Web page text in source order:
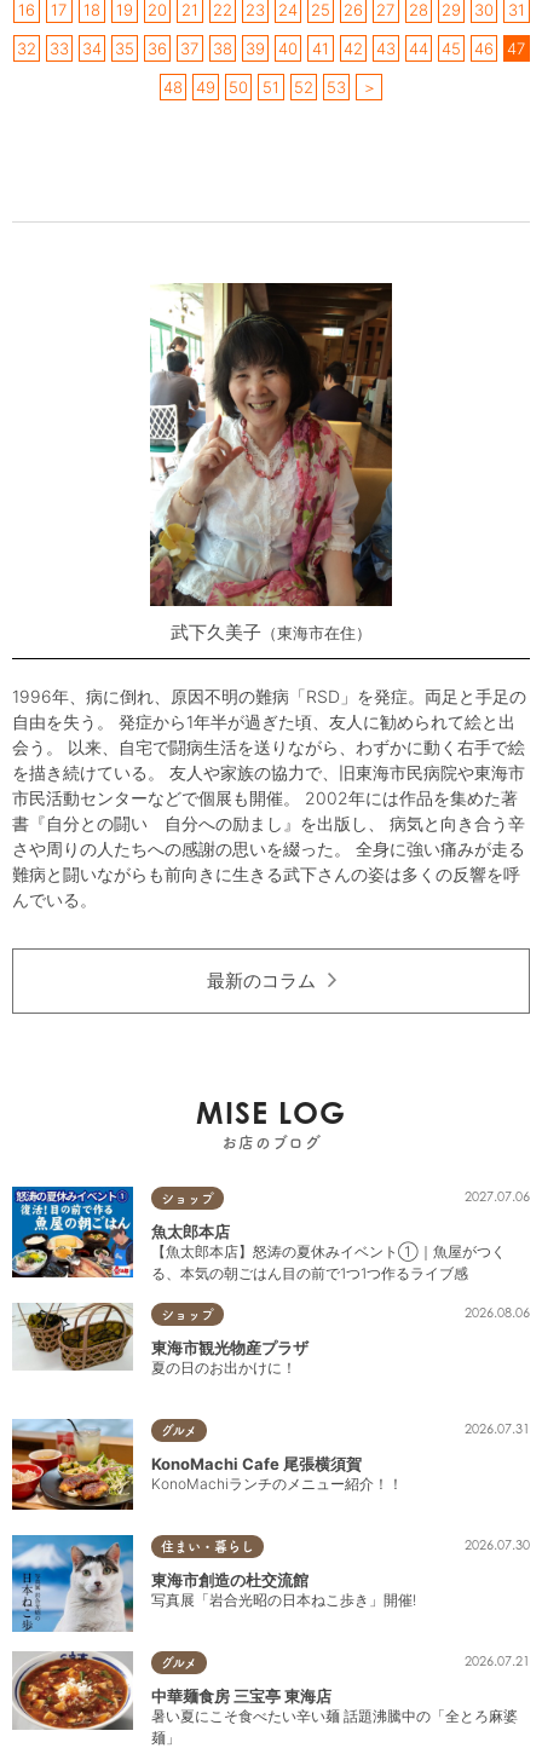
16
17 18 19 20 21 22 23 24 25 26 27 28 29 30
31
32
33 34 35 36 37 38 39 40 41 42 43 44 45 46
47
48
49 50 51 52 53 ＞
武下久美子 東海市在住
1996年、病に倒れ、原因不明の難病「RSD」を発症。両足と手足の
自由を失う。 発症から1年半が過ぎた頃、友人に勧められて絵と出
会う。 以来、自宅で闘病生活を送りながら、わずかに動く右手で絵
を描き続けている。 友人や家族の協力で、旧東海市民病院や東海市
市民活動センターなどで個展も開催。 2002年には作品を集めた著
書『自分との闘い 自分への励まし』を出版し、 病気と向き合う辛
さや周りの人たちへの感謝の思いを綴った。 全身に強い痛みが走る
難病と闘いながらも前向きに生きる武下さんの姿は多くの反響を呼
んでいる。
最新のコラム
MISE LOG
お店のブログ
ショップ 2027.07.06
魚太郎本店
【魚太郎本店】怒涛の夏休みイベント①｜魚屋がつく
る、本気の朝ごはん目の前で1つ1つ作るライブ感
ショップ 2026.08.06
東海市観光物産プラザ
夏の日のお出かけに！
グルメ 2026.07.31
KonoMachi Cafe 尾張横須賀
KonoMachiランチのメニュー紹介！！
住まい・暮らし 2026.07.30
東海市創造の杜交流館
写真展「岩合光昭の日本ねこ歩き」開催!
グルメ 2026.07.21
中華麺食房 三宝亭 東海店
暑い夏にこそ食べたい辛い麺 話題沸騰中の「全とろ麻婆
麺」